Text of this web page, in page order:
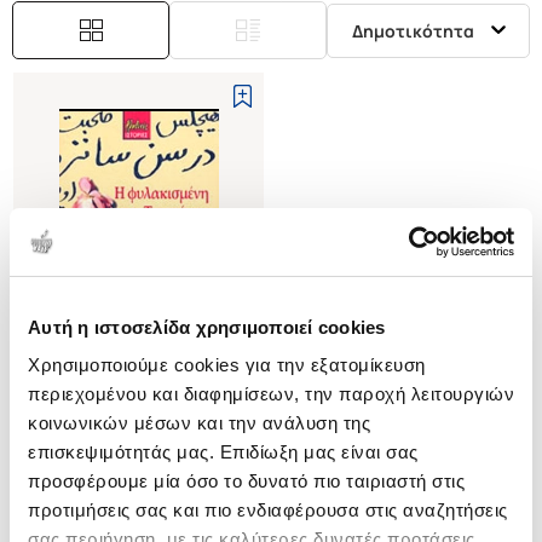
Αυτή η ιστοσελίδα χρησιμοποιεί cookies
Χρησιμοποιούμε cookies για την εξατομίκευση
περιεχομένου και διαφημίσεων, την παροχή λειτουργιών
κοινωνικών μέσων και την ανάλυση της
επισκεψιμότητάς μας. Επιδίωξη μας είναι σας
προσφέρουμε μία όσο το δυνατό πιο ταιριαστή στις
προτιμήσεις σας και πιο ενδιαφέρουσα στις αναζητήσεις
Δημοτικότητα
Εξαντλημένο
(0)
Η ΦΥΛΑΚΙΣΜΕΝΗ ΤΗΣ
ΤΕΧΕΡΑΝΗΣ
NEMAT MARINA
Κωδ. Πολιτείας:4580-1348